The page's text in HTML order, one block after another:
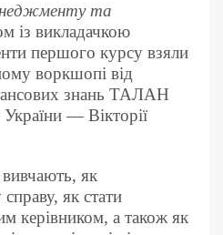
та
із викладачкою
першого курсу взяли
воркшопі від
знань ТАЛАН
— Вікторії
як
як стати
керівником, а також як